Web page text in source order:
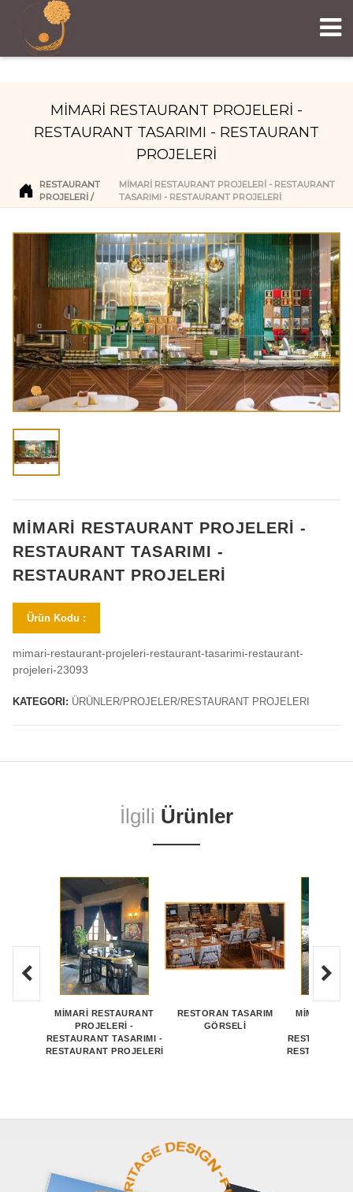
MİMARİ RESTAURANT PROJELERİ -
RESTAURANT TASARIMI - RESTAURANT
PROJELERİ
RESTAURANT
PROJELERI
MİMARİ RESTAURANT PROJELERİ - RESTAURANT
TASARIMI - RESTAURANT PROJELERİ
MİMARİ RESTAURANT PROJELERİ -
RESTAURANT TASARIMI -
RESTAURANT PROJELERİ
Ürün Kodu :
mimari-restaurant-projeleri-restaurant-tasarimi-restaurant-
projeleri-23093
KATEGORI: ÜRÜNLER/PROJELER/RESTAURANT PROJELERI
İlgili Ürünler
MİMARİ RESTAURANT
PROJELERİ -
RESTAURANT TASARIMI -
RESTAURANT PROJELERİ
RESTORAN TASARIM
GÖRSELI
MİMARİ
RESTAURANT